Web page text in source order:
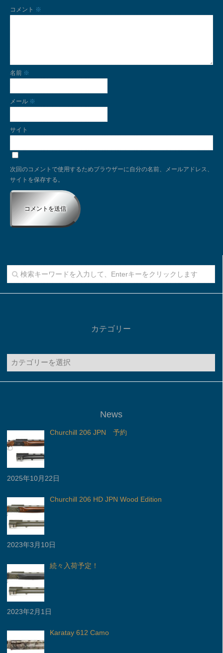
コメント ※
名前 ※
メール ※
サイト
次回のコメントで使用するためブラウザーに自分の名前、メールアドレス、
サイトを保存する。
カテゴリー
News
Churchill 206 JPN 予約
2025年10月22日
Churchill 206 HD JPN Wood Edition
2023年3月10日
続々入荷予定！
2023年2月1日
Karatay 612 Camo